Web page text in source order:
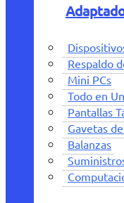
Respaldo
Mini PCs
Todo en
Pantallas
Gavetas
Balanzas